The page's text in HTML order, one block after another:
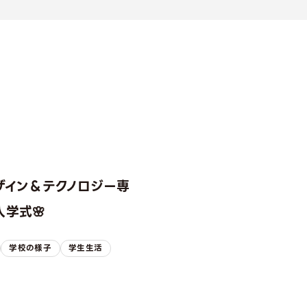
ン＆テクノロジー専
学式🌸
学校の様子 学生生活